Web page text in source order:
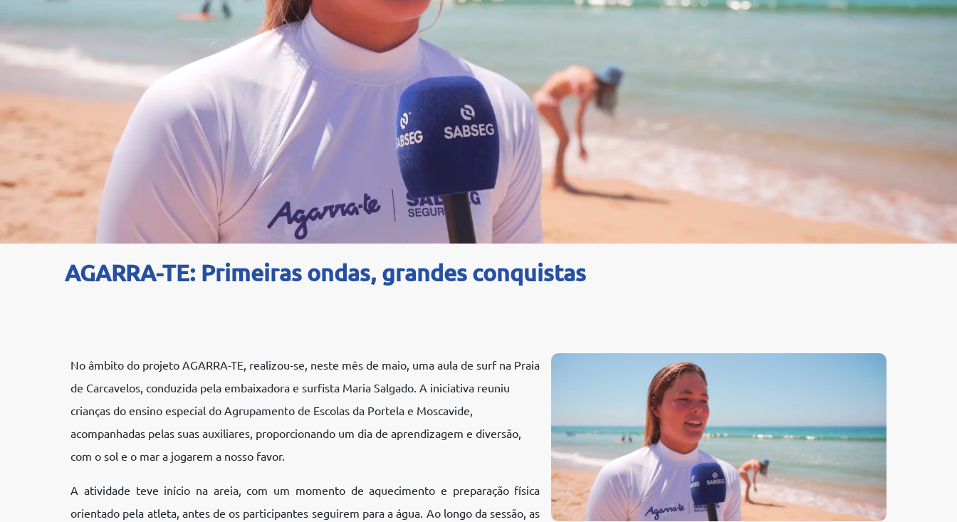
AGARRA-TE: Primeiras ondas, grandes conquistas
No âmbito do projeto AGARRA-TE, realizou-se, neste mês de maio, uma aula de surf na Praia
de Carcavelos, conduzida pela embaixadora e surfista Maria Salgado. A iniciativa reuniu
crianças do ensino especial do Agrupamento de Escolas da Portela e Moscavide,
acompanhadas pelas suas auxiliares, proporcionando um dia de aprendizagem e diversão,
com o sol e o mar a jogarem a nosso favor.
A atividade teve início na areia, com um momento de aquecimento e preparação física
orientado pela atleta, antes de os participantes seguirem para a água. Ao longo da sessão, as